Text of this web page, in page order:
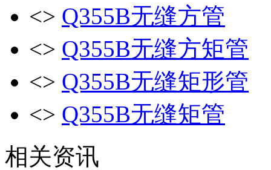
<> Q355B无缝方管
<> Q355B无缝方矩管
<> Q355B无缝矩形管
<> Q355B无缝矩管
相关资讯